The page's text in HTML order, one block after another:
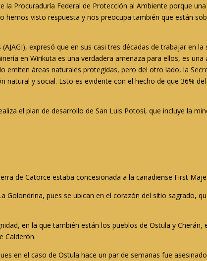
Procuraduría Federal de Protección al Ambiente porque
hemos visto respuesta y nos preocupa también que están
expresó que en sus casi tres décadas de trabajar en la
en Wirikuta es una verdadera amenaza para ellos, es una
emiten áreas naturales protegidas, pero del otro lado, la
y social. Esto es evidente con el hecho de que 36%
el plan de desarrollo de San Luis Potosí, que incluye la
de Catorce estaba concesionada a la canadiense First
Golondrina, pues se ubican en el corazón del sitio sagrado,
en la que también están los pueblos de Ostula y Cherán,
Calderón.
en el caso de Ostula hace un par de semanas fue